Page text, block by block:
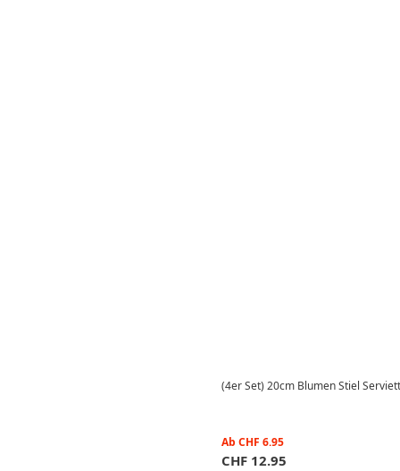
(4er Set) 20cm Blumen Stiel
Ab CHF 6.95
CHF 12.95